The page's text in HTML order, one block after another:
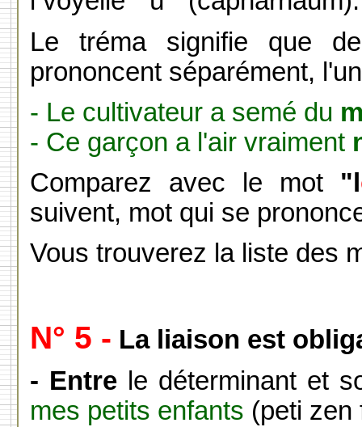
Le tréma signifie que
prononcent séparément,
- Le cultivateur a semé du
- Ce garçon a l'air vraiment
Comparez avec le mot "l
suivent, mot qui se
Vous trouverez la liste des
N° 5 - La liaison est
- Entrele déterminant et
mes petits enfants (peti zen